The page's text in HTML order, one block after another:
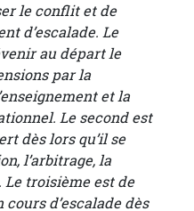
le conflit et de
d’escalade. Le
au départ le
par la
et la
Le second est
dès lors qu’il se
l’arbitrage, la
troisième est de
d’escalade dès